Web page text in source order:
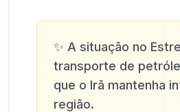
✨ A situação no
transporte de
que o Irã mantenha
região.